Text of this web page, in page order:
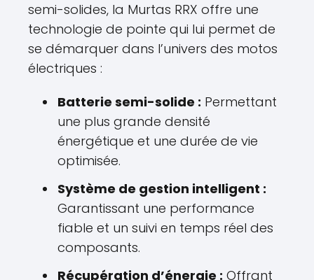
semi-solides, la Murtas RRX offre une
technologie de pointe qui lui permet de
se démarquer dans l’univers des motos
électriques :
Batterie semi-solide : Permettant
une plus grande densité
énergétique et une durée de vie
optimisée.
Système de gestion intelligent :
Garantissant une performance
fiable et un suivi en temps réel des
composants.
Récupération d’énergie : Offrant